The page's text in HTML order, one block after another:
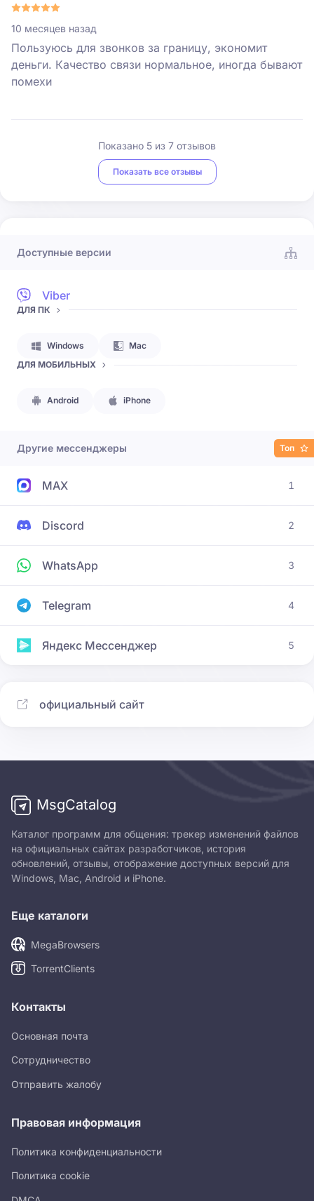
10 месяцев назад
Пользуюсь для звонков за границу, экономит
деньги. Качество связи нормальное, иногда бывают
помехи
Показано 5 из 7 отзывов
Показать все отзывы
Доступные версии
Viber
ДЛЯ ПК
Windows
Mac
ДЛЯ МОБИЛЬНЫХ
Android iPhone
Другие мессенджеры Топ
MAX 1
Discord 2
WhatsApp 3
Telegram 4
Яндекс Мессенджер 5
официальный сайт
MsgCatalog
Каталог программ для общения: трекер изменений файлов
на официальных сайтах разработчиков, история
обновлений, отзывы, отображение доступных версий для
Windows, Mac, Android и iPhone.
Еще каталоги
MegaBrowsers
TorrentClients
Контакты
Основная почта
Сотрудничество
Отправить жалобу
Правовая информация
Политика конфиденциальности
Политика cookie